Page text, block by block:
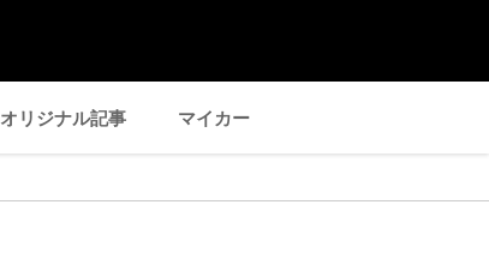
オリジナル記事 マイカー